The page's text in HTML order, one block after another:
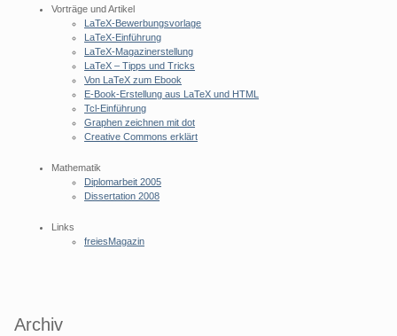
Vorträge und Artikel
LaTeX-Bewerbungsvorlage
LaTeX-Einführung
LaTeX-Magazinerstellung
LaTeX – Tipps und Tricks
Von LaTeX zum Ebook
E-Book-Erstellung aus LaTeX und HTML
Tcl-Einführung
Graphen zeichnen mit dot
Creative Commons erklärt
Mathematik
Diplomarbeit 2005
Dissertation 2008
Links
freiesMagazin
Archiv